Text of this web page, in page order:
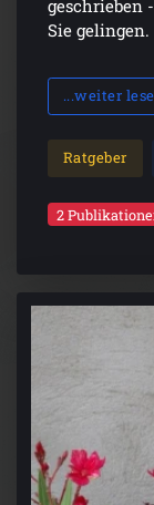
geschrieben
Sie
...weiter
Ratgeber
2